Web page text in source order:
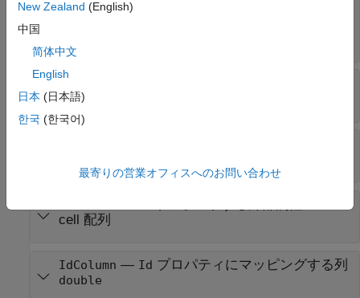
SubDocPrefix
double
cell 配列
IdColumn — Id プロパティにマッピングする列
double
New Zealand (English)
中国
简体中文
English
日本 (日本語)
한국 (한국어)
最寄りの営業オフィスへのお問い合わせ